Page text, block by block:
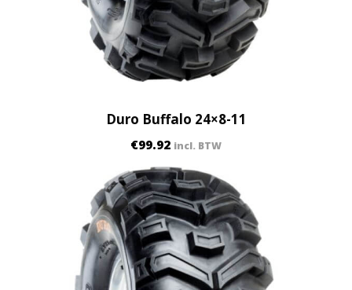
Duro Buffalo 24×8-11
€99.92 incl. BTW